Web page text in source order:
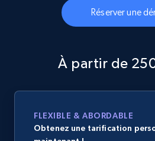
Réserver une
À partir de
FLEXIBLE & ABORDABLE
Obtenez une tarification